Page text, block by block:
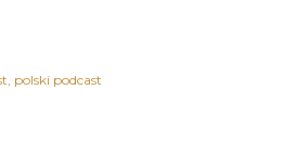
polski podcast